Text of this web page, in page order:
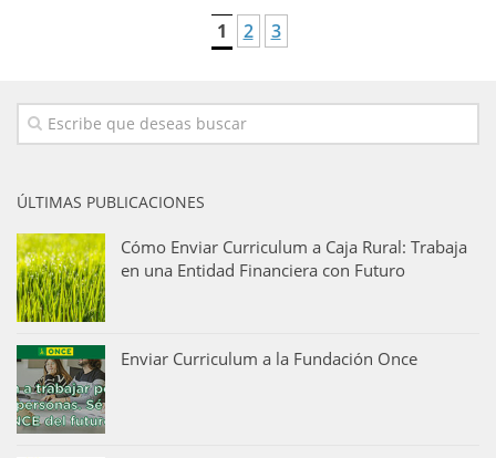
1 2 3
ÚLTIMAS PUBLICACIONES
Cómo Enviar Curriculum a Caja Rural: Trabaja
en una Entidad Financiera con Futuro
Enviar Curriculum a la Fundación Once